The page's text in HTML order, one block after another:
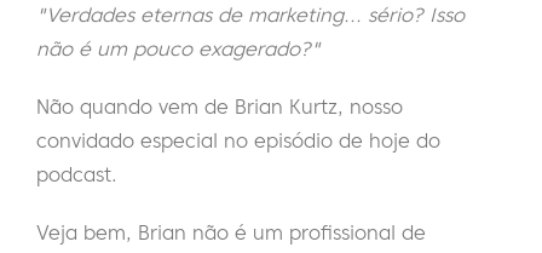
"Verdades eternas de marketing... sério? Isso
não é um pouco exagerado?"
Não quando vem de Brian Kurtz, nosso
convidado especial no episódio de hoje do
podcast.
Veja bem, Brian não é um profissional de